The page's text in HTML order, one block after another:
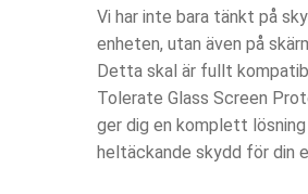
Vi har inte bara tänkt på
enheten, utan även på
Detta skal är fullt
Tolerate Glass Screen
ger dig en komplett
heltäckande skydd för din